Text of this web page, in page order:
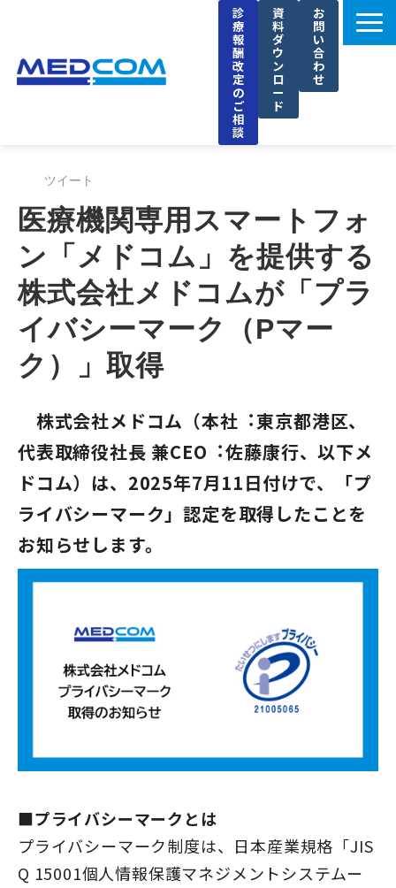
診
療
報
酬
改
定
の
ご
相
談
資
料
ダ
ウ
ン
ロ
ー
ド
お
問
い
合
わ
せ
導入事例
セミナー
ブログ
お知らせ
ツイート
医療機関専用スマートフォ
ン「メドコム」を提供する
株式会社メドコムが「プラ
イバシーマーク（Pマー
ク）」取得
株式会社メドコム（本社︓東京都港区、
代表取締役社長 兼CEO︓佐藤康行、以下メ
ドコム）は、2025年7月11日付けで、「プ
ライバシーマーク」認定を取得したことを
お知らせします。
■プライバシーマークとは
プライバシーマーク制度は、日本産業規格「JIS
Q 15001個人情報保護マネジメントシステムー